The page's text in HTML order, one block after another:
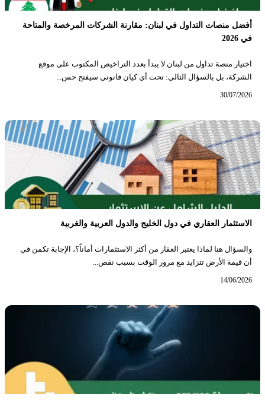
أفضل منصات التداول في لبنان: مقارنة الشركات المرخصة والمتاحة
في 2026
اختيار منصة تداول من لبنان لا يبدأ بعدد التراخيص المكتوب على موقع
الشركة، بل بالسؤال التالي: تحت أي كيان قانوني سيفتح حس...
30/07/2026
الاستثمار العقاري في دول الخليج والدول العربية والغربية
والسؤال هنا لماذا يعتبر العقار من أكثر الاستثمارات أماناً؟، الإجابة تكمن في
أن قيمة الأرض تتزايد مع مرور الوقت بسبب نقص...
14/06/2026